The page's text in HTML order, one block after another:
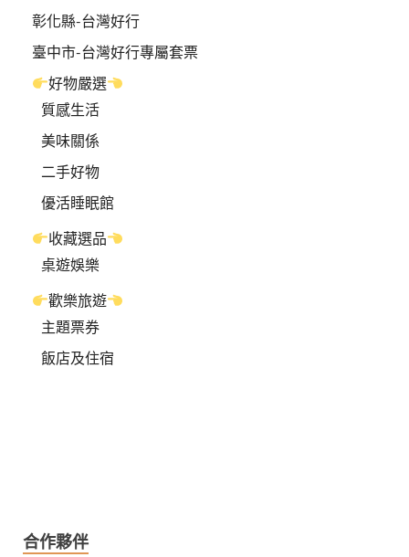
彰化縣-台灣好行
臺中市-台灣好行專屬套票
好物嚴選
質感生活
美味關係
二手好物
優活睡眠館
收藏選品
桌遊娛樂
歡樂旅遊
主題票券
飯店及住宿
合作夥伴